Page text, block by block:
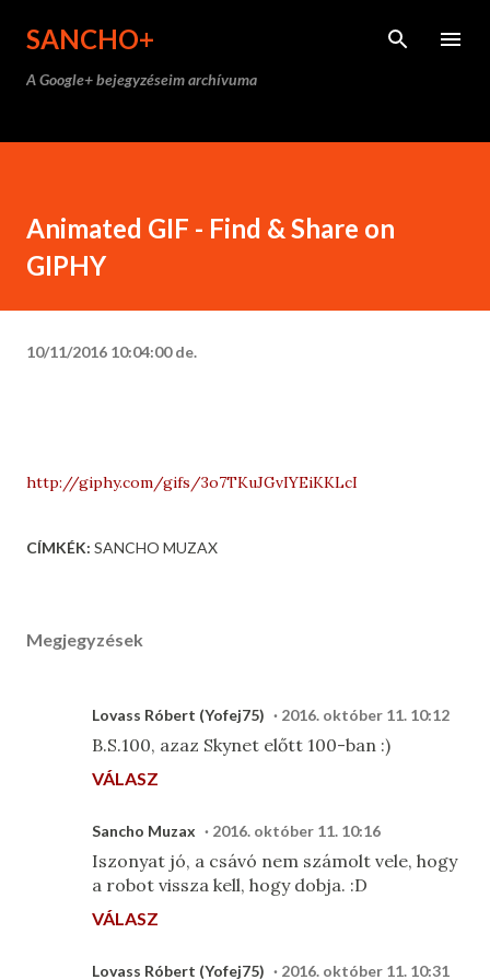
SANCHO+
A Google+ bejegyzéseim archívuma
Animated GIF - Find & Share on
GIPHY
10/11/2016 10:04:00 de.
http://giphy.com/gifs/3o7TKuJGvIYEiKKLcI
CÍMKÉK: SANCHO MUZAX
Megjegyzések
Lovass Róbert (Yofej75) 2016. október 11. 10:12
B.S.100, azaz Skynet előtt 100-ban :)
VÁLASZ
Sancho Muzax 2016. október 11. 10:16
Iszonyat jó, a csávó nem számolt vele, hogy
a robot vissza kell, hogy dobja. :D
VÁLASZ
Lovass Róbert (Yofej75) 2016. október 11. 10:31